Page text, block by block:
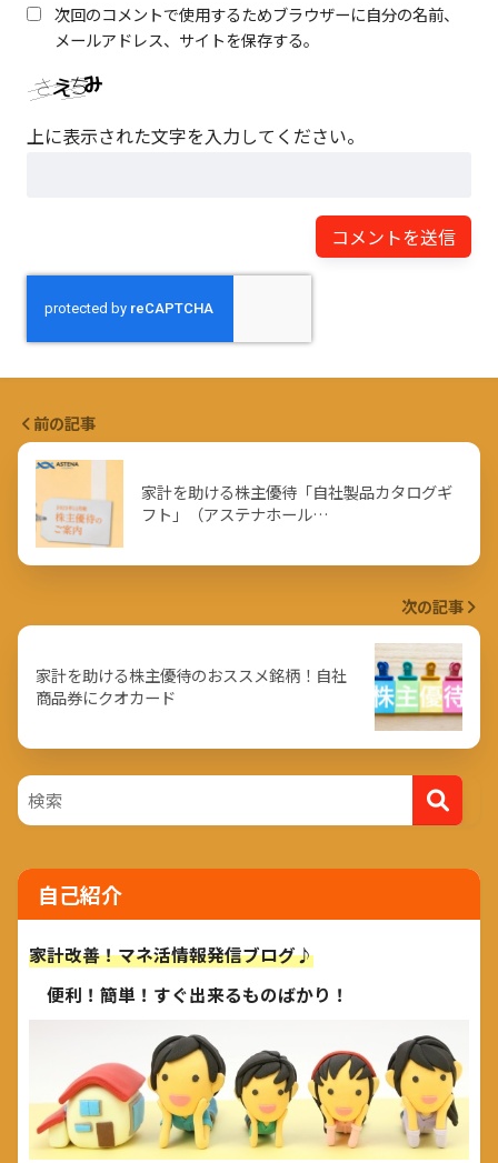
次回のコメントで使用するためブラウザーに自分の名前、
メールアドレス、サイトを保存する。
上に表示された文字を入力してください。
前の記事
家計を助ける株主優待「自社製品カタログギ
フト」（アステナホール…
次の記事
家計を助ける株主優待のおススメ銘柄！自社
商品券にクオカード
自己紹介
家計改善！マネ活情報発信ブログ♪
便利！簡単！すぐ出来るものばかり！